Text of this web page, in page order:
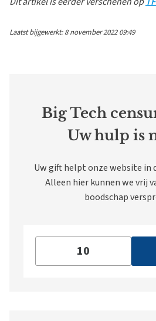
Laatst bijgewerkt: 8 november 2022 09:49
Big Tech
Uw hulp is
Uw gift helpt onze website in
Alleen hier kunnen we vrij
boodschap